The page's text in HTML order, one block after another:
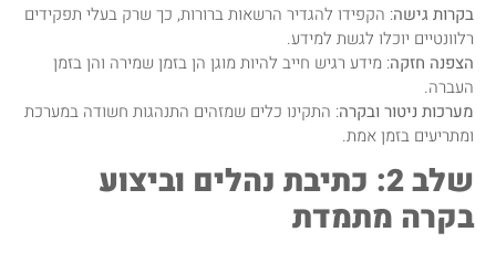
בקרות גישה: הקפידו להגדיר הרשאות ברורות, כך שרק בעלי תפקידים
רלוונטיים יוכלו לגשת למידע.
הצפנה חזקה: מידע רגיש חייב להיות מוגן הן בזמן שמירה והן בזמן
העברה.
מערכות ניטור ובקרה: התקינו כלים שמזהים התנהגות חשודה במערכת
ומתריעים בזמן אמת.
שלב 2: כתיבת נהלים וביצוע
בקרה מתמדת